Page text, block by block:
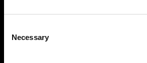
Selection
Necessary
360° und kann mit einer Virtual